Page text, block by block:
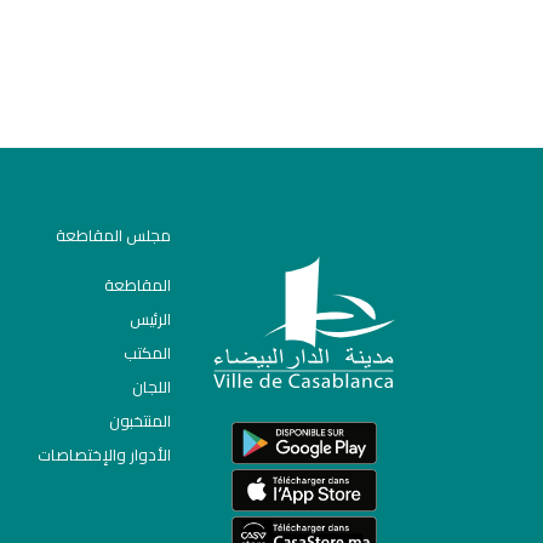
مجلس المقاطعة
المقاطعة
الرئيس
المكتب
اللجان
المنتخبون
الأدوار والإختصاصات